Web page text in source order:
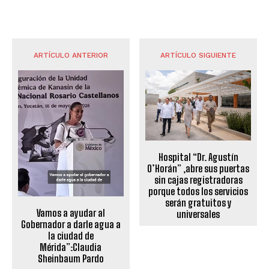
ARTÍCULO ANTERIOR
Vamos a ayudar al
Gobernador a darle agua a
la ciudad de
Mérida”:Claudia
Sheinbaum Pardo
ARTÍCULO SIGUIENTE
Hospital “Dr. Agustín
O’Horán” ,abre sus puertas
sin cajas registradoras
porque todos los servicios
serán gratuitos y
universales